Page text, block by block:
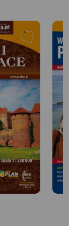
z dominującą
zespół
gatunki
aster solny,
i – u nasady
Wschodnie
miejskiej z
jest
planie
1999–2003
obserwacyjne."